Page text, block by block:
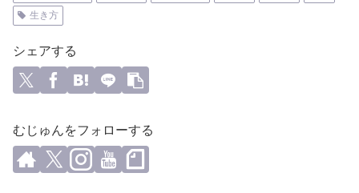
生き方
シェアする
むじゅんをフォローする